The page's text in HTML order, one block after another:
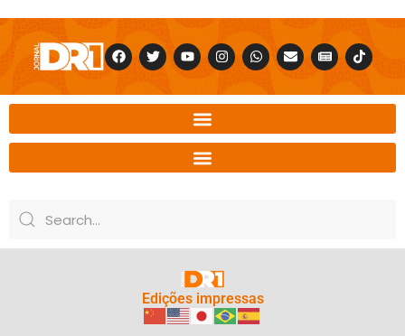
Edições impressas